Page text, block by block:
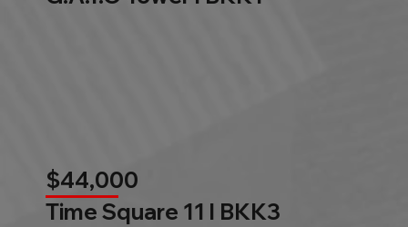
$44,000
Time Square 11 l BKK3